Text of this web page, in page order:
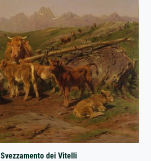
Svezzamento dei Vitelli